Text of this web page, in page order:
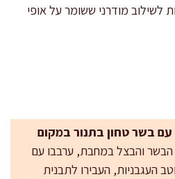
לשילוב מודרני ששומר על אופי
בשר טחון בתנור במקום
הבשר והבצל במחבת, ערבבו עם
העגבניות, העבירו לתבנית